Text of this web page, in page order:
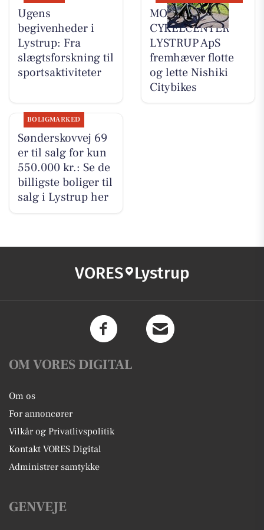
Ugens
begivenheder i
Lystrup: Fra
slægtsforskning til
sportsaktiviteter
MOSQUITO
CYKELCENTER
LYSTRUP ApS
fremhæver flotte
og lette Nishiki
Citybikes
BOLIGMARKED
Sønderskovvej 69
er til salg for kun
550.000 kr.: Se de
billigste boliger til
salg i Lystrup her
VORES Lystrup
OM VORES DIGITAL
Om os
For annoncører
Vilkår og Privatlivspolitik
Kontakt VORES Digital
Administrer samtykke
GENVEJE